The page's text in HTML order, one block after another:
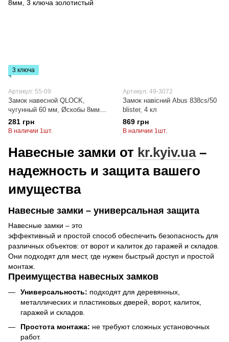
3 ключа
Артикул: 55-09
Замок навесной QLOCK,
чугунный 60 мм, Øскобы 8мм,
3 ключа золотистый
281 грн
В наличии 1шт.
Артикул: 49-3072
Замок навісний Abus 838cs/50
blister, 4 кл
869 грн
В наличии 1шт.
Навесные замки от kr.kyiv.ua–
надежность и защита вашего
имущества
Навесные замки – универсальная защита
Навесные замки – это
эффективный и простой способ обеспечить безопасность для
различных объектов: от ворот и калиток до гаражей и складов.
Они подходят для мест, где нужен быстрый доступ и простой
монтаж.
Преимущества навесных замков
Универсальность: подходят для деревянных,
металлических и пластиковых дверей, ворот, калиток,
гаражей и складов.
Простота монтажа: не требуют сложных установочных
работ.